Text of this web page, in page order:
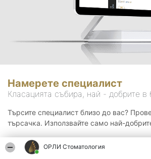
ОРЛИ Стоматология
Намерете специалист
Класацията събира, най - добрите в
Търсите специалист близо до вас?
търсачка. Използвайте само най-